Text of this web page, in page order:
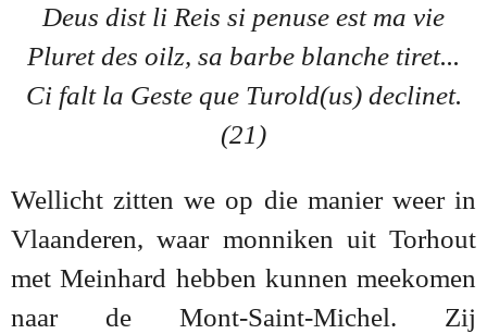
Deus dist li Reis si penuse est ma vie
Pluret des oilz, sa barbe blanche tiret...
Ci falt la Geste que Turold(us) declinet.
(21)
Wellicht zitten we op die manier weer in
Vlaanderen, waar monniken uit Torhout
met Meinhard hebben kunnen meekomen
naar de Mont-Saint-Michel. Zij